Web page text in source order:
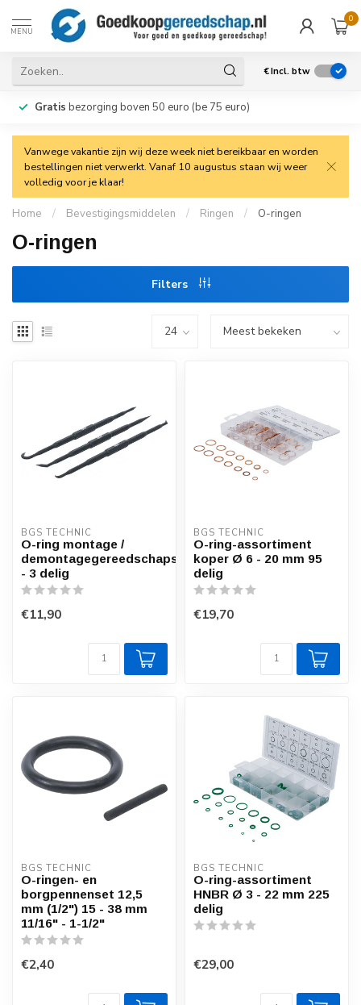
MENU
0
€Incl. btw
Gratis bezorging boven 50 euro (be 75 euro)
Vanwege vakantie zijn wij deze week niet bereikbaar en worden
bestellingen niet verwerkt. Vanaf 10 augustus staan wij weer
volledig voor je klaar!
Home / Bevestigingsmiddelen / Ringen / O-ringen
O-ringen
Filters
BGS TECHNIC
O-ring montage /
demontagegereedschapset
- 3 delig
€11,90
BGS TECHNIC
O-ring-assortiment
koper Ø 6 - 20 mm 95
delig
€19,70
BGS TECHNIC
O-ringen- en
borgpennenset 12,5
mm (1/2") 15 - 38 mm
11/16" - 1-1/2"
€2,40
BGS TECHNIC
O-ring-assortiment
HNBR Ø 3 - 22 mm 225
delig
€29,00